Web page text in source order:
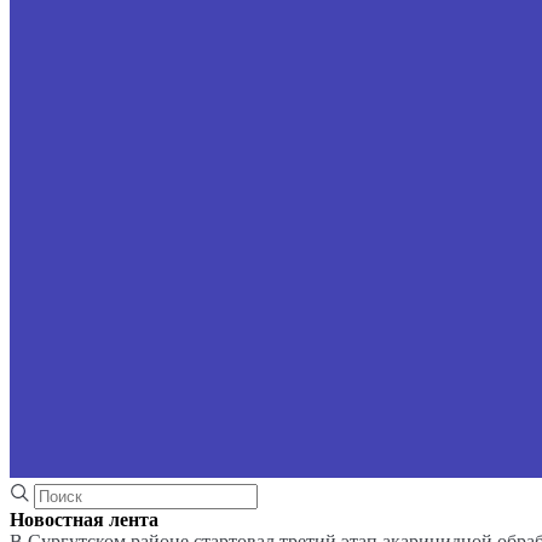
Новостная лента